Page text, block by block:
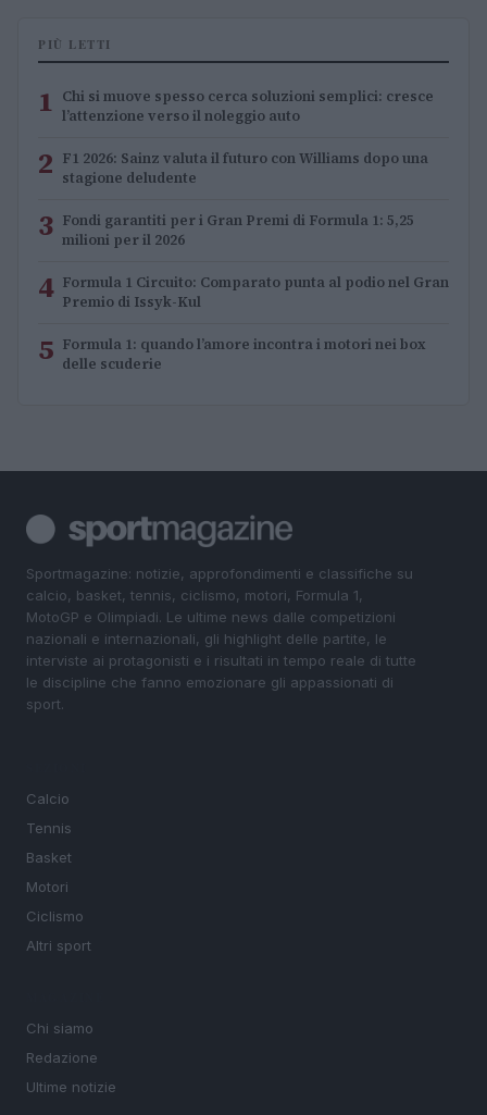
PIÙ LETTI
1 Chi si muove spesso cerca soluzioni semplici: cresce
l’attenzione verso il noleggio auto
2 F1 2026: Sainz valuta il futuro con Williams dopo una
stagione deludente
3 Fondi garantiti per i Gran Premi di Formula 1: 5,25
milioni per il 2026
4 Formula 1 Circuito: Comparato punta al podio nel Gran
Premio di Issyk-Kul
5 Formula 1: quando l’amore incontra i motori nei box
delle scuderie
Sportmagazine: notizie, approfondimenti e classifiche su
calcio, basket, tennis, ciclismo, motori, Formula 1,
MotoGP e Olimpiadi. Le ultime news dalle competizioni
nazionali e internazionali, gli highlight delle partite, le
interviste ai protagonisti e i risultati in tempo reale di tutte
le discipline che fanno emozionare gli appassionati di
sport.
Calcio
Tennis
Basket
Motori
Ciclismo
Altri sport
Chi siamo
Redazione
Ultime notizie